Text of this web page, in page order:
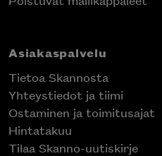
Asiakaspalvelu
Tietoa Skannosta
Yhteystiedot ja tiimi
Ostaminen ja toimitusajat
Hintatakuu
Tilaa Skanno-uutiskirje